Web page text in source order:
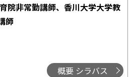
院非常勤講師、香川大学大学教
師
概要 シラバス